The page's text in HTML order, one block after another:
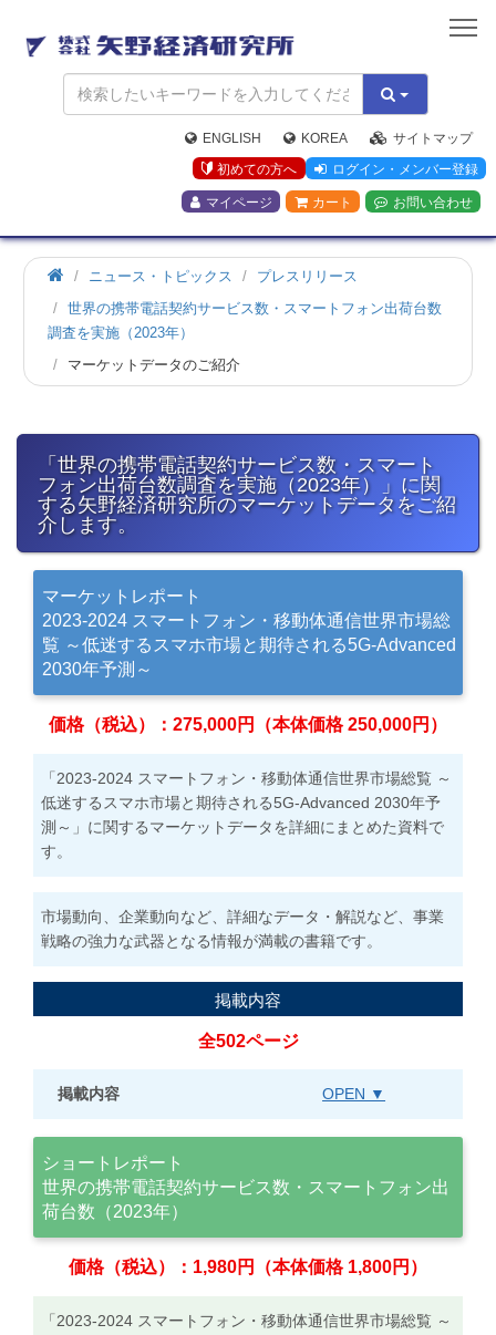
矢
野
経
済
研
究
所
ENGLISH KOREA
サイトマップ
初めての方へ
ログイン・メンバー登録
マイページ カート お問い合わせ
ホ
ー
ム
ニュース・トピックス
プレスリリース
世界の携帯電話契約サービス数・スマートフォン出荷台数
調査を実施（2023年）
マーケットデータのご紹介
「世界の携帯電話契約サービス数・スマート
フォン出荷台数調査を実施（2023年）」に関
する矢野経済研究所のマーケットデータをご紹
介します。
マーケットレポート
2023-2024 スマートフォン・移動体通信世界市場総
覧 ～低迷するスマホ市場と期待される5G-Advanced
2030年予測～
価格（税込）：275,000円（本体価格 250,000円）
「2023-2024 スマートフォン・移動体通信世界市場総覧 ～
低迷するスマホ市場と期待される5G-Advanced 2030年予
測～」に関するマーケットデータを詳細にまとめた資料で
す。
市場動向、企業動向など、詳細なデータ・解説など、事業
戦略の強力な武器となる情報が満載の書籍です。
掲載内容
全502ページ
掲載内容 OPEN ▼
ショートレポート
世界の携帯電話契約サービス数・スマートフォン出
荷台数（2023年）
価格（税込）：1,980円（本体価格 1,800円）
「2023-2024 スマートフォン・移動体通信世界市場総覧 ～